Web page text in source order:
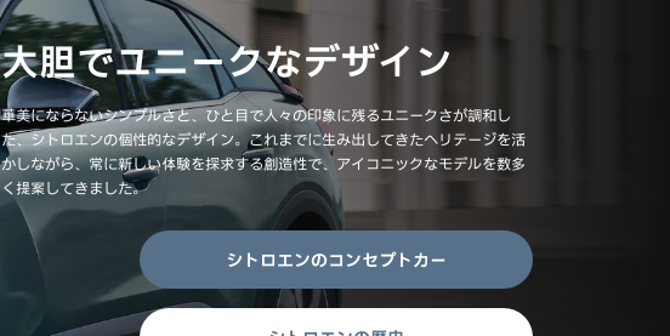
大胆でユニークなデザイン
華美にならないシンプルさと、ひと目で人々の印象に残るユニークさが調和し
た、シトロエンの個性的なデザイン。これまでに生み出してきたヘリテージを活
かしながら、常に新しい体験を探求する創造性で、アイコニックなモデルを数多
く提案してきました。
シトロエンのコンセプトカー